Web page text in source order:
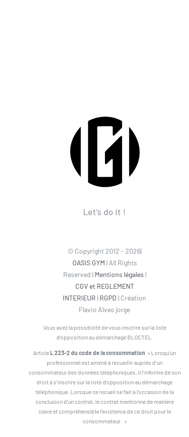
Let’s do it !
© Copyright 2012 - 2026|
OASIS GYM | All Rights
Reserved | Mentions légales |
CGV et REGLEMENT
INTERIEUR | RGPD | Création
Flavio Alves jorge
Vous avez la possibilité de vous inscrire sur la liste
d’opposition au démarchage BLOCTEL.
ArticleL 223-2 du code de la consommation » Lorsqu’un
professionnel est amené à recueillir auprès d’un
consommateur des données téléphoniques, il l’informe de son
droit à s’inscrire sur la liste d’opposition au démarchage
téléphonique. Lorsque ce recueil se fait à l’occasion de la
conclusion d’un contrat, le contrat mentionne de manière
claire et compréhensible l’existence de ce droit pour le
consommateur. »